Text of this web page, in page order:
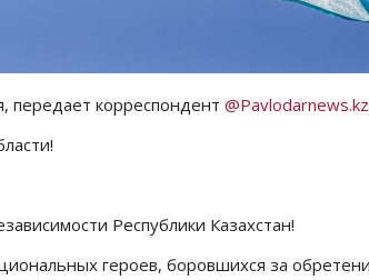
передает корреспондент
Республики Казахстан!
героев, боровшихся за